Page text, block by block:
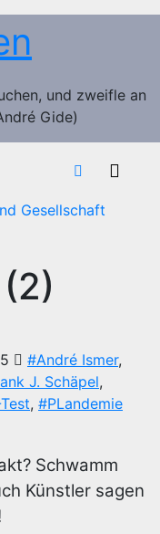
und zweifle an
Gide)
Gesellschaft
#André Ismer,
J. Schäpel,
, #PLandemie
Schwamm
Künstler sagen